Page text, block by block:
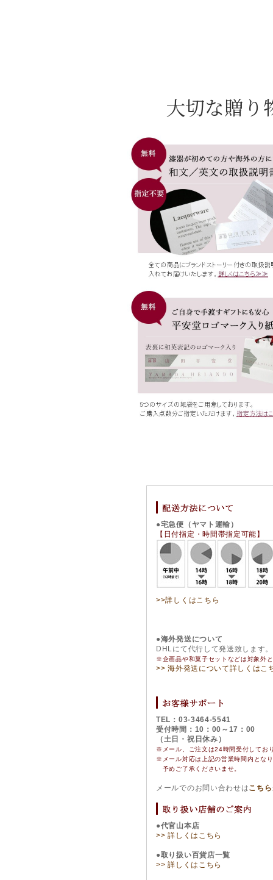
大切な贈
●宅急便（ヤマト運輸）
【日付指定・時間帯指定可能】
>>詳しくはこちら
●海外発送について
DHLにて代行して発送致します。
※企画品や和菓子セットなどは対象外
>> 海外発送について詳しくはこ
TEL：03-3464-5541
受付時間：10：00～17：00
（土日・祝日休み）
※メール、ご注文は24時間受付してお
※ メール対応は上記の営業時間内とな
予めご了承くださいませ。
メールでのお問い合わせはこちら
●代官山本店
>> 詳しくはこちら
●取り扱い百貨店一覧
>> 詳しくはこちら